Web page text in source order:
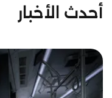
أحدث الأخبار